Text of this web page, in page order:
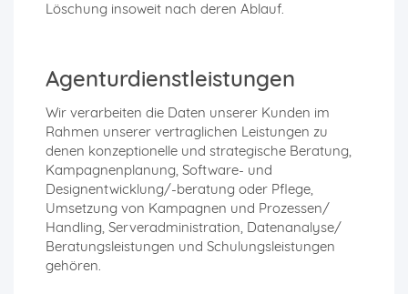
Löschung insoweit nach deren Ablauf.
Agenturdienstleistungen
Wir verarbeiten die Daten unserer Kunden im
Rahmen unserer vertraglichen Leistungen zu
denen konzeptionelle und strategische Beratung,
Kampagnenplanung, Software- und
Designentwicklung/-beratung oder Pflege,
Umsetzung von Kampagnen und Prozessen/
Handling, Serveradministration, Datenanalyse/
Beratungsleistungen und Schulungsleistungen
gehören.